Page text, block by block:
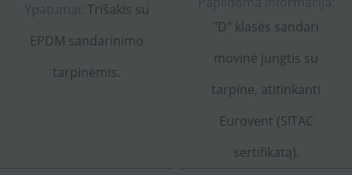
Ypatumai: Trišakis su
EPDM sandarinimo
tarpinėmis.
"D" klasės sandari
movinė jungtis su
tarpine, atitinkanti
Eurovent (SITAC
sertifikatą).